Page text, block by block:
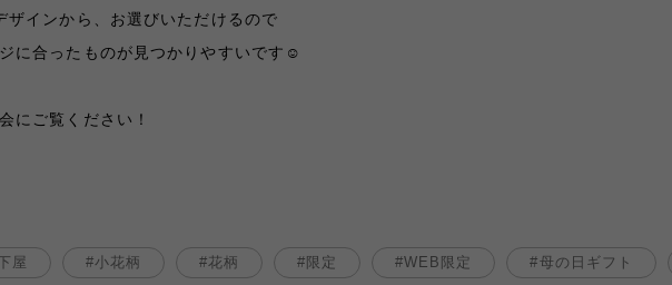
ザインから、お選びいただけるので
に合ったものが見つかりやすいです☺︎
にご覧ください！
屋 小花柄 花柄 限定 WEB限定 母の日ギフト